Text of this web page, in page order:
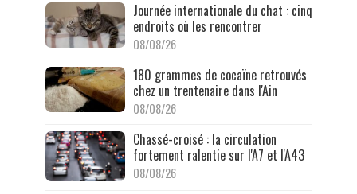
Journée internationale du chat : cinq
endroits où les rencontrer
08/08/26
180 grammes de cocaïne retrouvés
chez un trentenaire dans l'Ain
08/08/26
Chassé-croisé : la circulation
fortement ralentie sur l'A7 et l'A43
08/08/26